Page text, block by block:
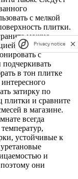
с мелкой
плитки.
можно
с
в тон плитке
затирку по
плитки и сравните
в магазине.
всегда
устойчивые к
и
они
Privacy notice